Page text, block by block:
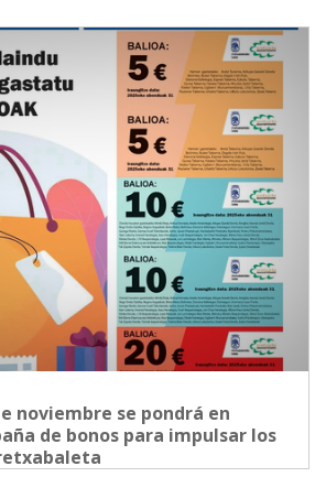
noviembre se pondrá en
de bonos para impulsar los